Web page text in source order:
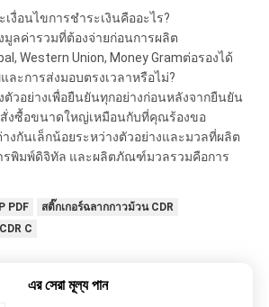
เงื่อนไขการชำระเงินคืออะไร?
มูลค่ารวมที่ต้องจ่ายก่อนการผลิต
Western Union, Money Gramต่อรองได้
ะการส่งมอบตรงเวลาหรือไม่?
ตัวอย่างเพื่อยืนยันทุกอย่างก่อนหลังจากยืนยัน
สั่งซื้อขนาดใหญ่เหมือนกับที่คุณร้องขอ
งกันเล็กน้อยระหว่างตัวอย่างและมวลที่ผลิต
รพิมพ์ดิจิทัล และผลิตภัณฑ์มวลรวมคือการ
PDF
สติ๊กเกอร์ฉลากกาวม้วน CDR
C
এর সেরা মূল্য পান